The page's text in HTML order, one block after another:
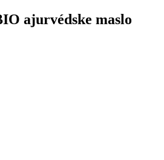
ajurvédske maslo